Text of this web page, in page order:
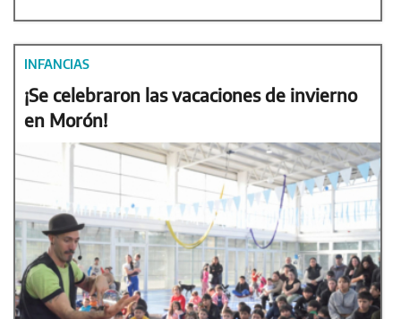
INFANCIAS
¡Se celebraron las vacaciones de invierno
en Morón!